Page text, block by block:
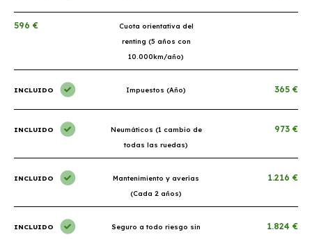
596 €
Cuota orientativa del
renting (5 años con
10.000km/año)
INCLUIDO Impuestos (Año) 365 €
INCLUIDO
Neumáticos (1 cambio de
todas las ruedas)
973 €
INCLUIDO
Mantenimiento y averías
(Cada 2 años)
1.216 €
INCLUIDO
Seguro a todo riesgo sin
1.824 €